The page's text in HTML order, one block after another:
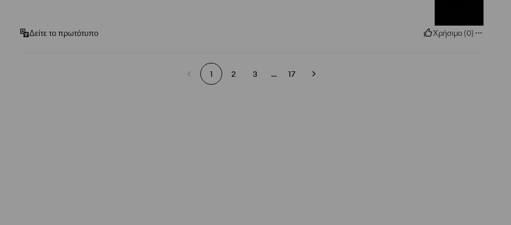
Δείτε το πρωτότυπο Χρήσιμο(0)
1 2 3 ... 17